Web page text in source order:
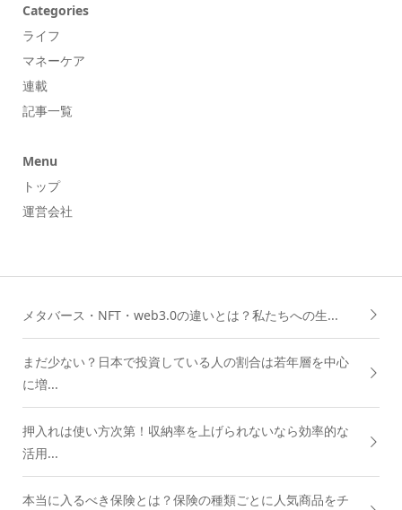
Categories
ライフ
マネーケア
連載
記事一覧
Menu
トップ
運営会社
メタバース・NFT・web3.0の違いとは？私たちへの生...
まだ少ない？日本で投資している人の割合は若年層を中心
に増...
押入れは使い方次第！収納率を上げられないなら効率的な
活用...
本当に入るべき保険とは？保険の種類ごとに人気商品をチ